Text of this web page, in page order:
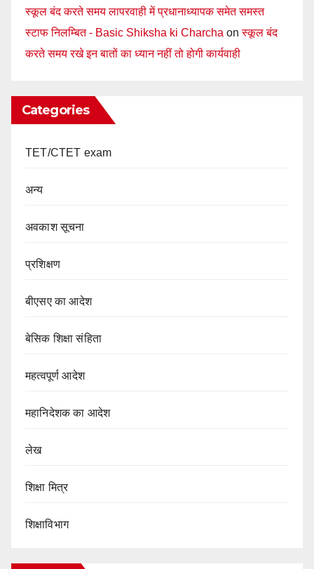
स्कूल बंद करते समय लापरवाही में प्रधानाध्यापक समेत समस्त
स्टाफ निलम्बित - Basic Shiksha ki Charcha onस्कूल बंद
करते समय रखे इन बातों का ध्यान नहीं तो होगी कार्यवाही
Categories
TET/CTET exam
अन्य
अवकाश सूचना
प्रशिक्षण
बीएसए का आदेश
बेसिक शिक्षा संहिता
महत्वपूर्ण आदेश
महानिदेशक का आदेश
लेख
शिक्षा मित्र
शिक्षाविभाग